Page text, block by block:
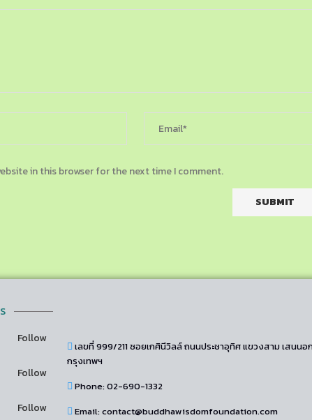
in this browser for the next time I comment.
Follow
Follow
Follow
เลขที่ 999/211 ซอยเกศินีวิลล์ ถนนประชาอุทิศ แขวงสาม เสนนอ
กรุงเทพฯ
Phone: 02-690-1332
Email: contact@buddhawisdomfoundation.com